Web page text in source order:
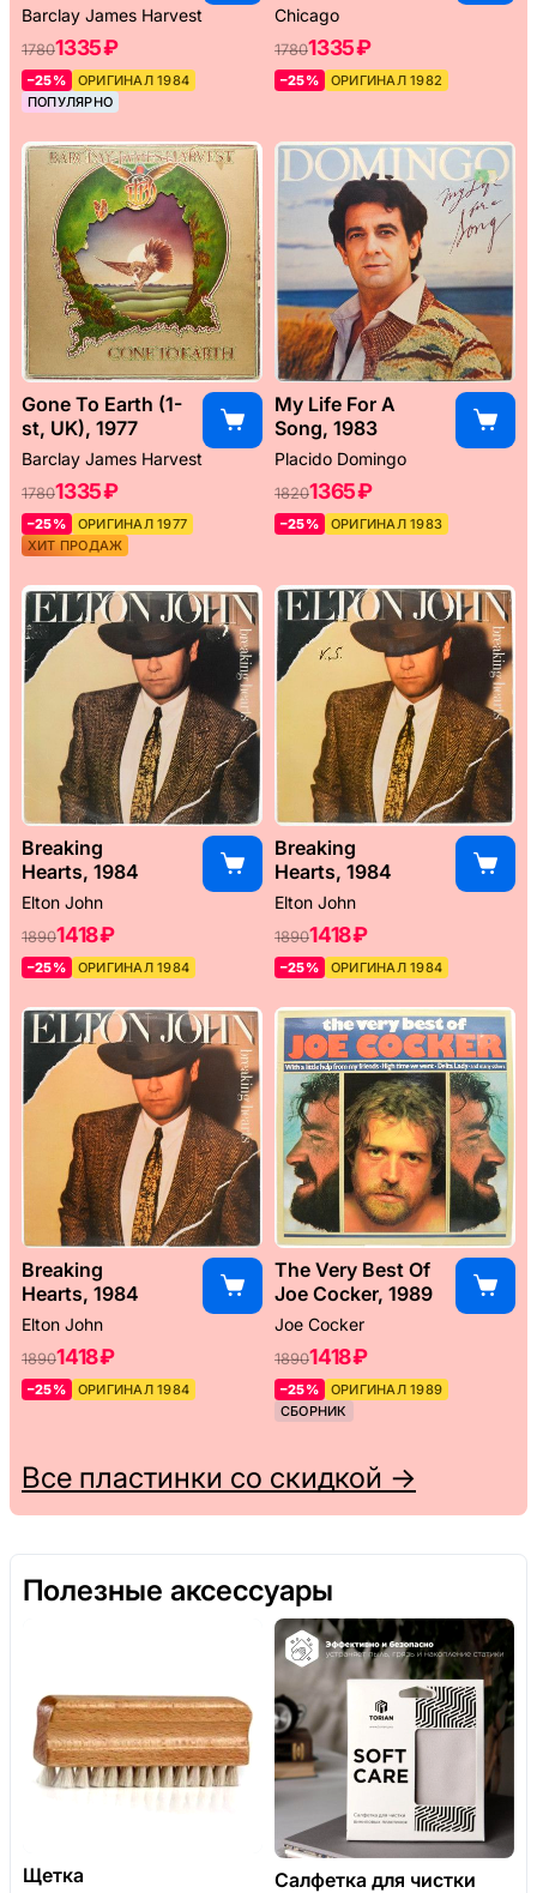
Barclay James Harvest
17801335 ₽
–25%
ОРИГИНАЛ 1984
ПОПУЛЯРНО
Chicago
17801335 ₽
–25% ОРИГИНАЛ 1982
Gone To Earth (1-
st, UK), 1977
Barclay James Harvest
17801335 ₽
–25%
ОРИГИНАЛ 1977
ХИТ ПРОДАЖ
My Life For A
Song, 1983
Placido Domingo
18201365 ₽
–25% ОРИГИНАЛ 1983
Breaking
Hearts, 1984
Elton John
18901418 ₽
–25% ОРИГИНАЛ 1984
Breaking
Hearts, 1984
Elton John
18901418 ₽
–25% ОРИГИНАЛ 1984
Breaking
Hearts, 1984
Elton John
18901418 ₽
–25% ОРИГИНАЛ 1984
The Very Best Of
Joe Cocker, 1989
Joe Cocker
18901418 ₽
–25%
ОРИГИНАЛ 1989
СБОРНИК
Все пластинки со скидкой →
Полезные аксессуары
Щетка Салфетка для чистки